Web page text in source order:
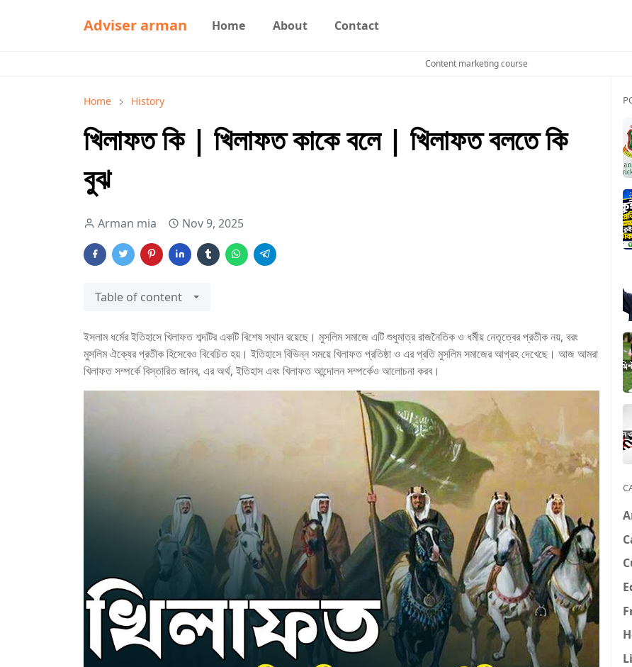
Adviser arman Home About Contact
Content marketing course
Home History
খিলাফত কি | খিলাফত কাকে বলে | খিলাফত বলতে কি
বুঝ
Arman mia Nov 9, 2025
Table of content
ইসলাম ধর্মের ইতিহাসে খিলাফত শব্দটির একটি বিশেষ স্থান রয়েছে। মুসলিম সমাজে এটি শুধুমাত্র রাজনৈতিক ও ধর্মীয় নেতৃত্বের প্রতীক নয়, বরং
মুসলিম ঐক্যের প্রতীক হিসেবেও বিবেচিত হয়। ইতিহাসে বিভিন্ন সময়ে খিলাফত প্রতিষ্ঠা ও এর প্রতি মুসলিম সমাজের আগ্রহ দেখেছে। আজ আমরা
খিলাফত সম্পর্কে বিস্তারিত জানব, এর অর্থ, ইতিহাস এবং খিলাফত আন্দোলন সম্পর্কেও আলোচনা করব।